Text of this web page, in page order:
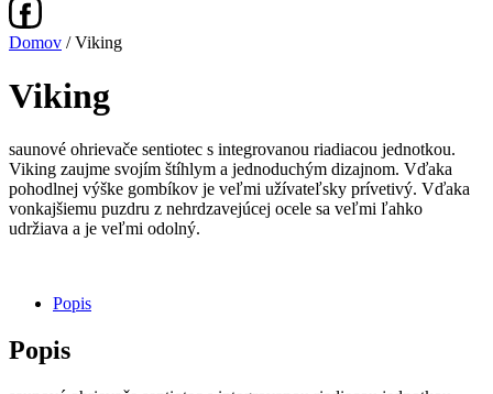
Domov / Viking
Viking
saunové ohrievače sentiotec s integrovanou riadiacou jednotkou.
Viking zaujme svojím štíhlym a jednoduchým dizajnom. Vďaka
pohodlnej výške gombíkov je veľmi užívateľsky prívetivý. Vďaka
vonkajšiemu puzdru z nehrdzavejúcej ocele sa veľmi ľahko
udržiava a je veľmi odolný.
Popis
Popis